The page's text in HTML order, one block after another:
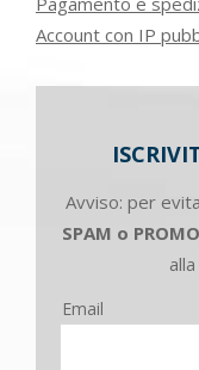
Account con IP
Avviso: per
SPAM o
Email